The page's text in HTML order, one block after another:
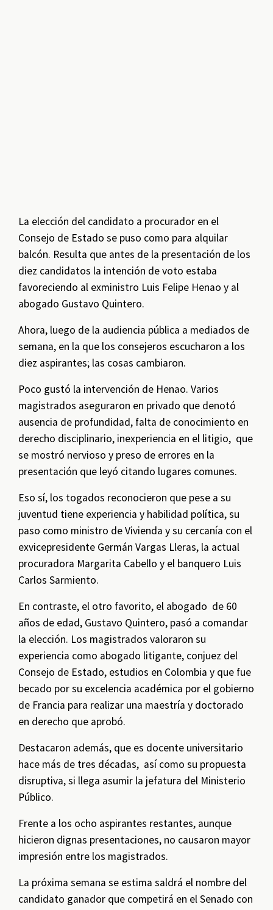
La elección del candidato a procurador en el
Consejo de Estado se puso como para alquilar
balcón. Resulta que antes de la presentación de los
diez candidatos la intención de voto estaba
favoreciendo al exministro Luis Felipe Henao y al
abogado Gustavo Quintero.
Ahora, luego de la audiencia pública a mediados de
semana, en la que los consejeros escucharon a los
diez aspirantes; las cosas cambiaron.
Poco gustó la intervención de Henao. Varios
magistrados aseguraron en privado que denotó
ausencia de profundidad, falta de conocimiento en
derecho disciplinario, inexperiencia en el litigio, que
se mostró nervioso y preso de errores en la
presentación que leyó citando lugares comunes.
Eso sí, los togados reconocieron que pese a su
juventud tiene experiencia y habilidad política, su
paso como ministro de Vivienda y su cercanía con el
exvicepresidente Germán Vargas Lleras, la actual
procuradora Margarita Cabello y el banquero Luis
Carlos Sarmiento.
En contraste, el otro favorito, el abogado de 60
años de edad, Gustavo Quintero, pasó a comandar
la elección. Los magistrados valoraron su
experiencia como abogado litigante, conjuez del
Consejo de Estado, estudios en Colombia y que fue
becado por su excelencia académica por el gobierno
de Francia para realizar una maestría y doctorado
en derecho que aprobó.
Destacaron además, que es docente universitario
hace más de tres décadas, así como su propuesta
disruptiva, si llega asumir la jefatura del Ministerio
Público.
Frente a los ocho aspirantes restantes, aunque
hicieron dignas presentaciones, no causaron mayor
impresión entre los magistrados.
La próxima semana se estima saldrá el nombre del
candidato ganador que competirá en el Senado con